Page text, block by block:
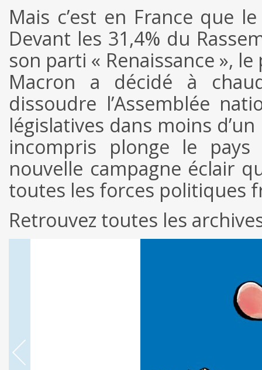
Mais c’est en France que
Devant les 31,4% du
son parti « Renaissance »,
Macron a décidé à
dissoudre l’Assemblée
législatives dans moins
incompris plonge le
nouvelle campagne éclair
toutes les forces politiques
Retrouvez toutes les